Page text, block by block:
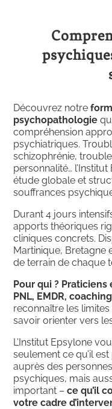
Découvrez notre
psychopathologie
compréhension
psychiatriques.
schizophrénie,
personnalité…
étude globale et
souffrances
Durant 4 jours
apports théoriques
cliniques concrets.
Martinique, Bretagne
de terrain de chaque
Pour qui ?
PNL, EMDR,
reconnaître les
savoir orienter vers
L’Institut Epsylone
seulement ce qu’il
auprès des
psychiques, mais
important –ce qu’il
votre cadre